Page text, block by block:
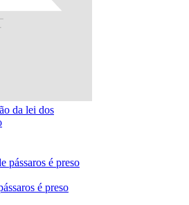
da lei dos
é preso